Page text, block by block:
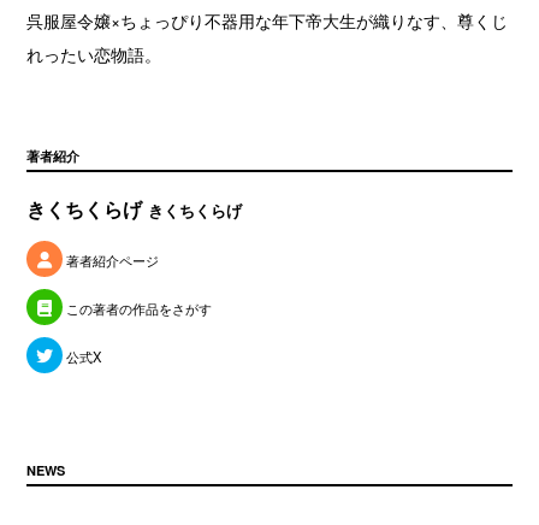
呉服屋令嬢×ちょっぴり不器用な年下帝大生が織りなす、尊くじ
れったい恋物語。
著者紹介
きくちくらげ きくちくらげ
著者紹介ページ
この著者の作品をさがす
公式X
NEWS